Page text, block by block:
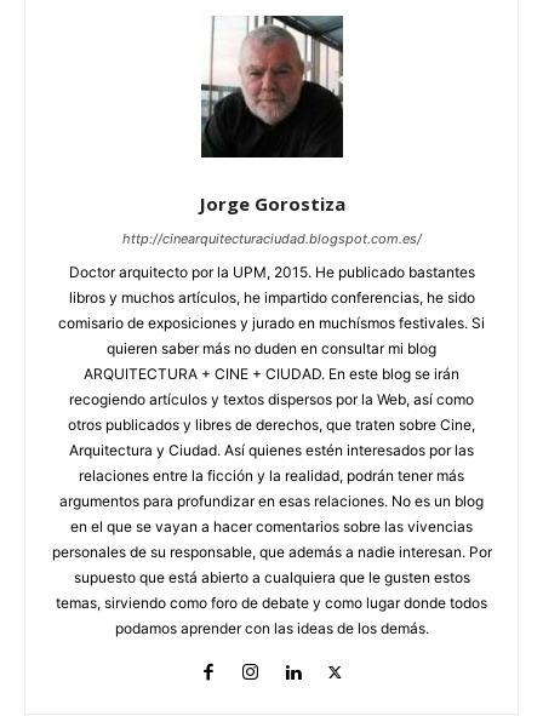
Jorge Gorostiza
http://cinearquitecturaciudad.blogspot.com.es/
Doctor arquitecto por la UPM, 2015. He publicado bastantes
libros y muchos artículos, he impartido conferencias, he sido
comisario de exposiciones y jurado en muchísmos festivales. Si
quieren saber más no duden en consultar mi blog
ARQUITECTURA + CINE + CIUDAD. En este blog se irán
recogiendo artículos y textos dispersos por la Web, así como
otros publicados y libres de derechos, que traten sobre Cine,
Arquitectura y Ciudad. Así quienes estén interesados por las
relaciones entre la ficción y la realidad, podrán tener más
argumentos para profundizar en esas relaciones. No es un blog
en el que se vayan a hacer comentarios sobre las vivencias
personales de su responsable, que además a nadie interesan. Por
supuesto que está abierto a cualquiera que le gusten estos
temas, sirviendo como foro de debate y como lugar donde todos
podamos aprender con las ideas de los demás.